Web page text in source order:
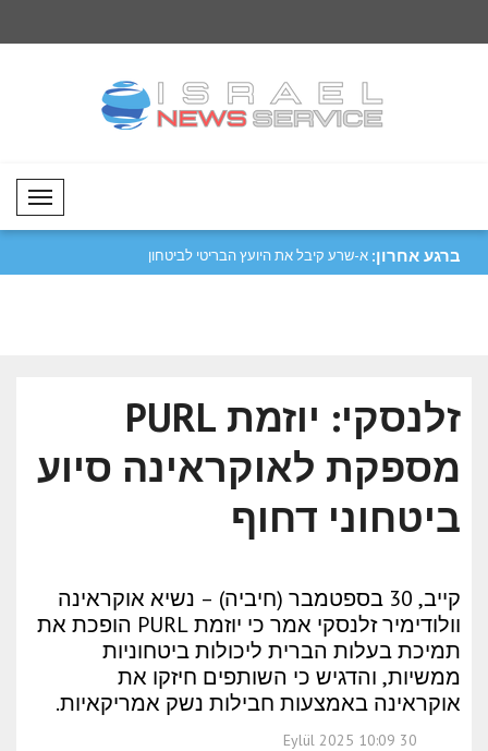
Mobil Menü
ברגע אחרון: סער: ישראל תמשיך להגן על אזרחיה מפני תיאטרון..
זלנסקי: יוזמת PURL
מספקת לאוקראינה סיוע
ביטחוני דחוף
קייב, 30 בספטמבר (חיביה) – נשיא אוקראינה
וולודימיר זלנסקי אמר כי יוזמת PURL הופכת את
תמיכת בעלות הברית ליכולות ביטחוניות
ממשיות, והדגיש כי השותפים חיזקו את
אוקראינה באמצעות חבילות נשק אמריקאיות.
30 Eylül 2025 10:09